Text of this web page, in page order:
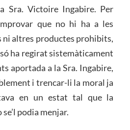
Sra. Victoire Ingabire. Per
que no hi ha a les
ni altres productes prohibits,
ha regirat sistemàticament
aportada a la Sra. Ingabire,
i trencar-li la moral ja
en un estat tal que la
podia menjar.